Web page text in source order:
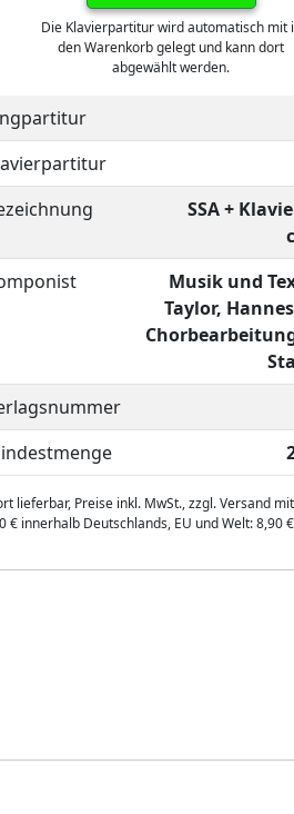
Die Klavierpartitur wird automatisch mit
den Warenkorb gelegt und kann dort
abgewählt werden.
SSA +
Musik und
Taylor,
lieferbar, Preise inkl. MwSt., zzgl. Versand
€ innerhalb Deutschlands, EU und Welt: 8,90